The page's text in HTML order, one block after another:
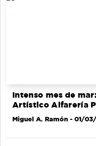
Intenso mes de
Artístico Alfarería
Miguel A. Ramón - 01/